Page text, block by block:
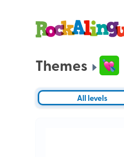
Themes
All levels